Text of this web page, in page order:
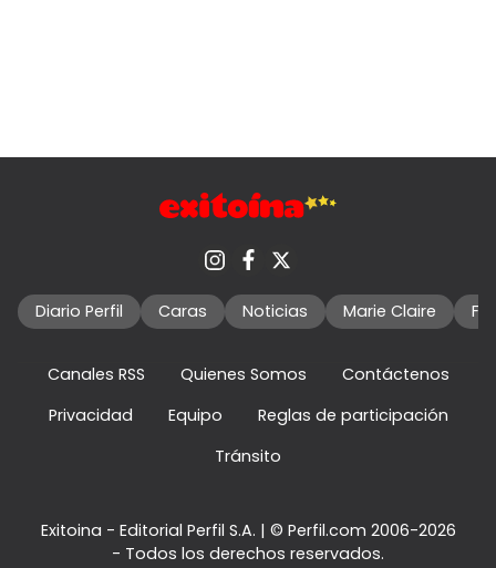
Diario Perfil Caras Noticias Marie Claire
Canales RSS Quienes Somos
Contáctenos
Privacidad
Equipo
Reglas de participación
Tránsito
Exitoina - Editorial Perfil S.A. | © Perfil.com 2006-2026
- Todos los derechos reservados.